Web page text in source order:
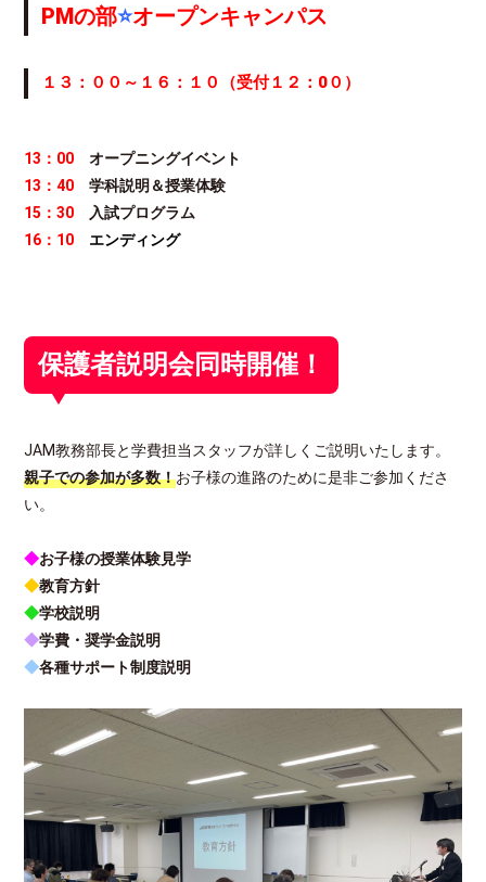
PMの部⭐オープンキャンパス
１３：００～１６：１０（受付１２：0０）
13：00 オープニングイベント
13：40 学科説明＆授業体験
15：30
入試プログラム
16：10 エンディング
保護者説明会同時開催！
JAM教務部長と学費担当スタッフが詳しくご説明いたします。
親子での参加が多数！お子様の進路のために是非ご参加くださ
い。
◆お子様の授業体験見学
◆教育方針
◆学校説明
◆学費・奨学金説明
◆各種サポート制度説明